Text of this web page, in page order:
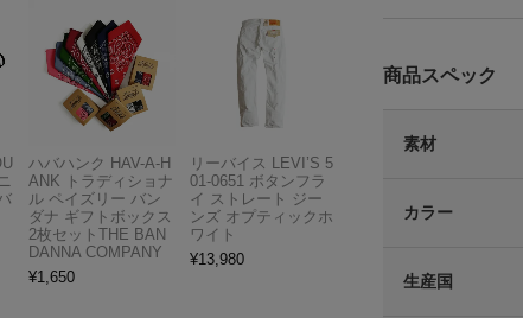
商品スペック
素材
カラー
生産国
ハバハンク HAV-A-H
ANK トラディショナ
ル ペイズリー バン
ダナ ギフトボックス
2枚セットTHE BAN
DANNA COMPANY
¥1,650
リーバイス LEVI’S 5
01-0651 ボタンフラ
イ ストレート ジー
ンズ オプティックホ
ワイト
¥13,980